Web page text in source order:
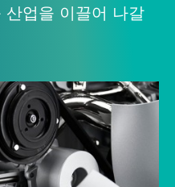
산업을 이끌어 나갈